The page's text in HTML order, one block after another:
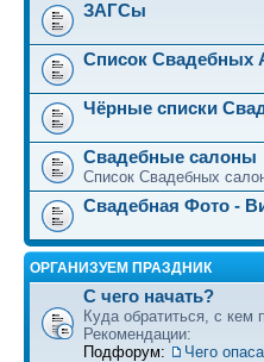
ЗАГСы
Список Свадебных
Чёрные списки
Свадебные салоны
Список Свадебных
Свадебная Фото -
ОРГАНИЗУЕМ ПРАЗДНИК
С чего начать?
Куда обратиться, с кем
Рекомендации:
Подфорум:
Чего